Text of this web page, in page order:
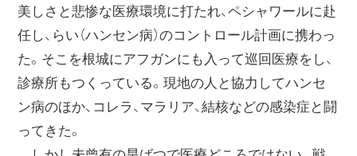
美しさと悲惨な医療環境に打たれ、ペシャワールに赴
任し、らい（ハンセン病）のコントロール計画に携わっ
た。そこを根城にアフガンにも入って巡回医療をし、
診療所もつくっている。現地の人と協力してハンセ
ン病のほか、コレラ、マラリア、結核などの感染症と闘
ってきた。